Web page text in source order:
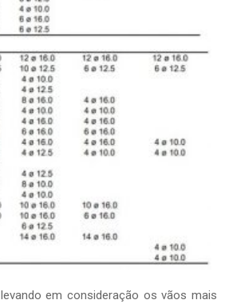
em consideração os vãos mais